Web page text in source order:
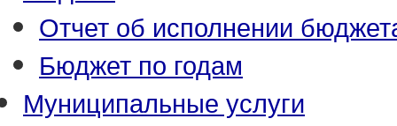
Отчет об исполнении
Бюджет по годам
Муниципальные услуги